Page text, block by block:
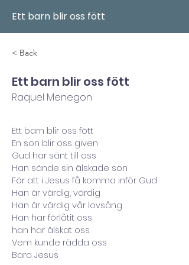
Ett barn blir oss fött
< Back
Ett barn blir oss fött
Raquel Menegon
Ett barn blir oss fött
En son blir oss given
Gud har sänt till oss
Han sände sin älskade son
För att i Jesus få komma inför Gud
Han är värdig, värdig
Han är värdig vår lovsång
Han har förlåtit oss
han har älskat oss
Vem kunde rädda oss
Bara Jesus